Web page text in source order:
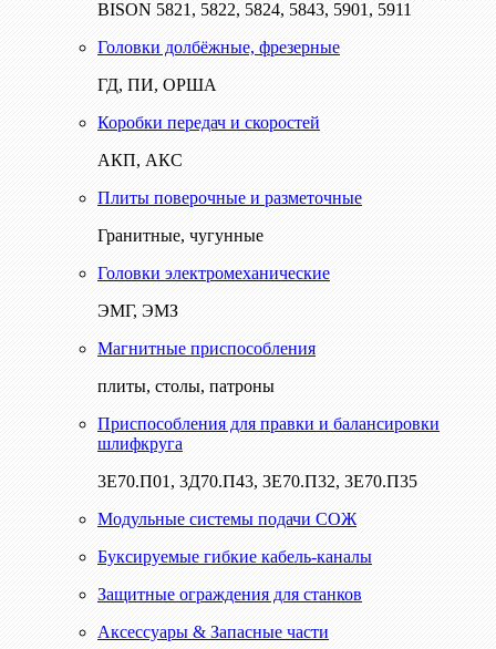
BISON 5821, 5822, 5824, 5843, 5901, 5911
Головки долбёжные, фрезерные
ГД, ПИ, ОРША
Коробки передач и скоростей
АКП, АКС
Плиты поверочные и разметочные
Гранитные, чугунные
Головки электромеханические
ЭМГ, ЭМЗ
Магнитные приспособления
плиты, столы, патроны
Приспособления для правки и балансировки
шлифкруга
3Е70.П01, 3Д70.П43, 3Е70.П32, 3Е70.П35
Модульные системы подачи СОЖ
Буксируемые гибкие кабель-каналы
Защитные ограждения для станков
Аксессуары & Запасные части